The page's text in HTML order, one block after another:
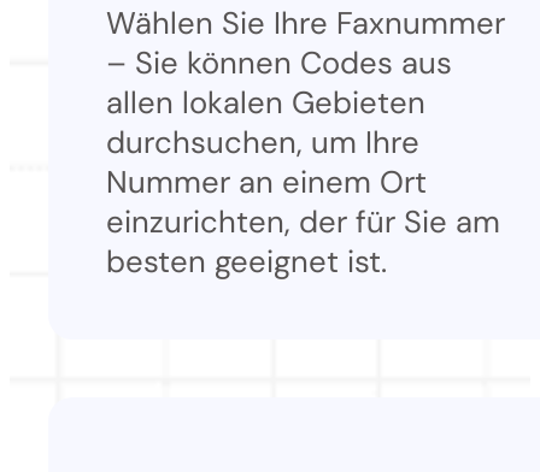
Wählen Sie Ihre Faxnummer
– Sie können Codes aus
allen lokalen Gebieten
durchsuchen, um Ihre
Nummer an einem Ort
einzurichten, der für Sie am
besten geeignet ist.